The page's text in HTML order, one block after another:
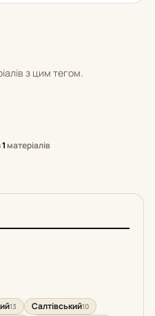
з цим тегом.
1матеріалів
13 Салтівський10